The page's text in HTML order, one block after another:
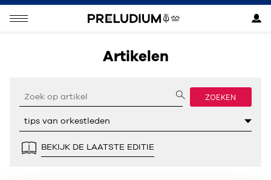
Artikelen
ZOEKEN
BEKIJK DE LAATSTE EDITIE